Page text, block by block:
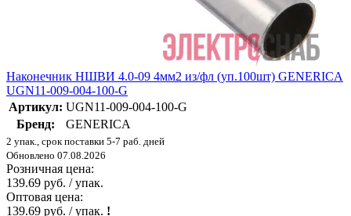
Наконечник НШВИ 4.0-09 4мм2 из/фл (уп.100шт) GENERICA
UGN11-009-004-100-G
Артикул: UGN11-009-004-100-G
Бренд:
GENERICA
2 упак., срок поставки 5-7 раб. дней
Обновлено 07.08.2026
Розничная цена:
139.69 руб. / упак.
Оптовая цена:
139.69 руб. / упак. !